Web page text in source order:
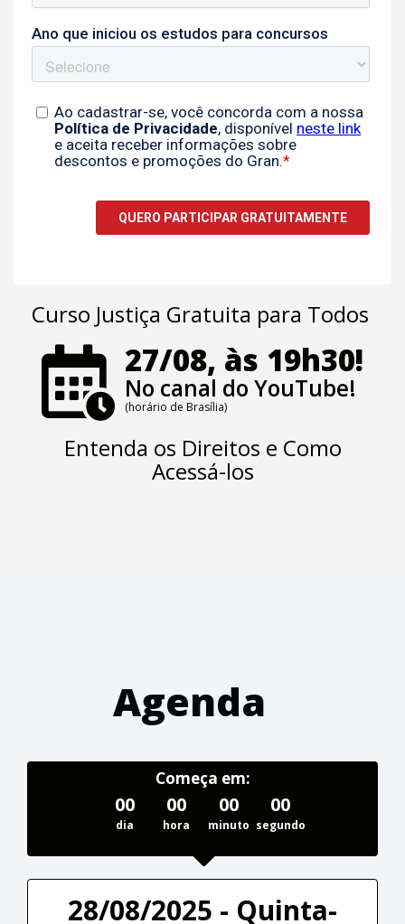
Curso Justiça Gratuita para Todos
27/08, às 19h30!
No canal do YouTube!
(horário de Brasília)
Entenda os Direitos e Como
Acessá-los
Agenda
Começa em:
00
dia
00
hora
00
minuto
00
segundo
28/08/2025 - Quinta-